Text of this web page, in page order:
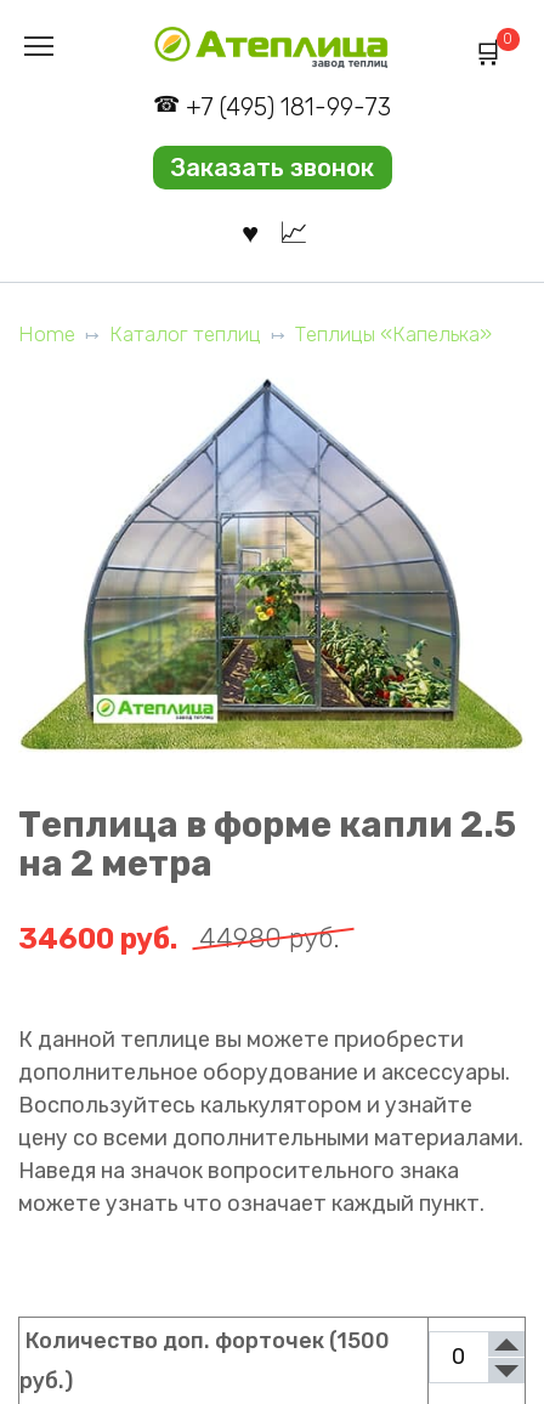
+7 (495) 181-99-73
Заказать звонок
0
Home Каталог теплиц Теплицы «Капелька»
Теплица в форме капли 2.5
на 2 метра
44980руб.
34600 руб.
К данной теплице вы можете приобрести
дополнительное оборудование и аксессуары.
Воспользуйтесь калькулятором и узнайте
цену со всеми дополнительными материалами.
Наведя на значок вопросительного знака
можете узнать что означает каждый пункт.
Количество доп. форточек (1500
руб.)